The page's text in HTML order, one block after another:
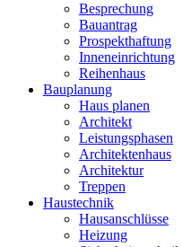
Besprechung
Bauantrag
Prospekthaftung
Inneneinrichtung
Reihenhaus
Bauplanung
Haus planen
Architekt
Leistungsphasen
Architektenhaus
Architektur
Treppen
Haustechnik
Hausanschlüsse
Heizung